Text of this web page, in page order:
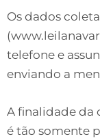
Os dados
telefone e
enviando a
A finalidade da
é tão somente